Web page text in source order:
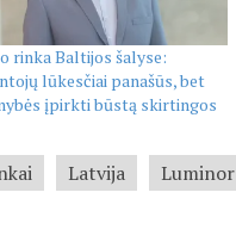
rinka Baltijos šalyse:
lūkesčiai panašūs, bet
įpirkti būstą skirtingos
Latvija Luminor